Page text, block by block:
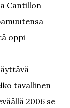
Cantillon
oppi
tavallinen
2006 se